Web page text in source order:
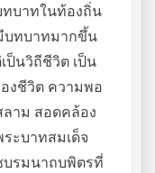
บาทในท้องถิ่น
บทบาทมากขึ้น
ป็นวิถีชีวิต เป็น
งชีวิต ความพอ
าม สอดคล้อง
ะบาทสมเด็จ
รมนาถบพิตรที่